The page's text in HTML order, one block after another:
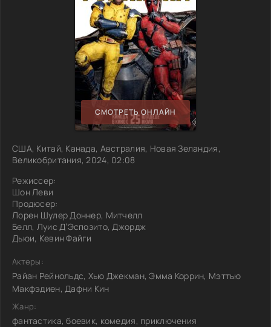
СМОТРЕТЬ ОНЛАЙН
США, Китай, Канада, Австралия, Новая Зеландия,
Великобритания, 2024, 02:08
Режиссер:
Шон Леви
Продюсер:
Лорен Шулер Доннер, Митчелл
Белл, Луис Д’Эспозито, Джордж
Дьюи, Кевин Файги
Актеры:
Райан Рейнольдс, Хью Джекман, Эмма Коррин, Мэттью
Макфэдиен, Дафни Кин
Жанр:
фантастика, боевик, комедия, приключения